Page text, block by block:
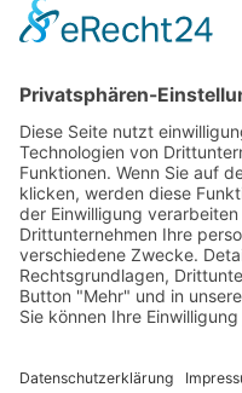
Impressum
Datenschutzerklärung
Öffnungszeiten
Montag:
09 bis 12 Uhr, 13 bis 16:30
Dienstag bis Freitag:
09 bis 12 Uhr, 13 bis 17 Uhr
Samstag:09 bis 12 Uhr
Für telefonische Anfragen
(auch außerhalb der
Kontakt